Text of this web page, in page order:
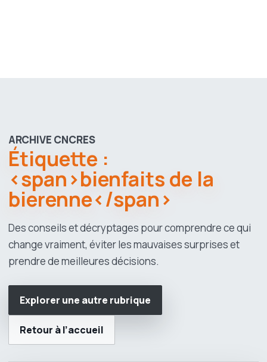
ARCHIVE CNCRES
Étiquette :
<span>bienfaits de la
bierenne</span>
Des conseils et décryptages pour comprendre ce qui
change vraiment, éviter les mauvaises surprises et
prendre de meilleures décisions.
Explorer une autre rubrique
Retour à l’accueil